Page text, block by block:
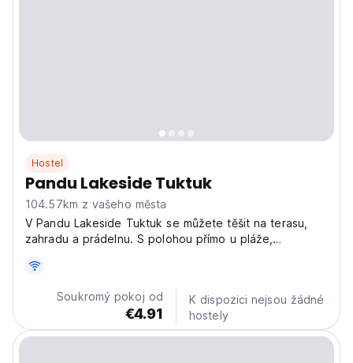
Hostel
Pandu Lakeside Tuktuk
104.57km z vašeho města
V Pandu Lakeside Tuktuk se můžete těšit na terasu,
zahradu a prádelnu. S polohou přímo u pláže,
Soukromý pokoj od
€4.91
K dispozici nejsou žádné
hostely